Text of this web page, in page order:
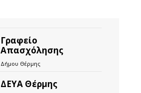
Γραφείο
Απασχόλησης
Δήμου Θέρμης
ΔΕΥΑ Θέρμης